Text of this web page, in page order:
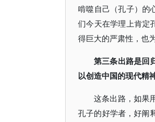
啃噬自己（孔子）的
们今天在学理上肯定
得巨大的严肃性，也
第三条出路是回
以创造中国的现代精
这条出路，如果
孔子的好学者，好阐